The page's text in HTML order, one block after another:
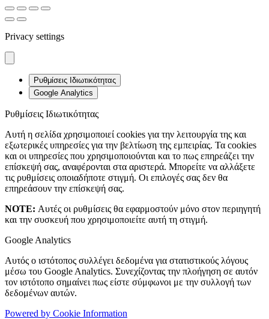
Privacy settings
Ρυθμίσεις Ιδιωτικότητας
Google Analytics
Ρυθμίσεις Ιδιωτικότητας
Αυτή η σελίδα χρησιμοποιεί cookies για την λειτουργία της και
εξωτερικές υπηρεσίες για την βελτίωση της εμπειρίας. Τα cookies
και οι υπηρεσίες που χρησιμοποιούνται και το πως επηρεάζει την
επίσκεψή σας, αναφέρονται στα αριστερά. Μπορείτε να αλλάξετε
τις ρυθμίσεις οποιαδήποτε στιγμή. Οι επιλογές σας δεν θα
επηρεάσουν την επίσκεψή σας.
NOTE: Αυτές οι ρυθμίσεις θα εφαρμοστούν μόνο στον περιηγητή
και την συσκευή που χρησιμοποιείτε αυτή τη στιγμή.
Google Analytics
Αυτός ο ιστότοπος συλλέγει δεδομένα για στατιστικούς λόγους
μέσω του Google Analytics. Συνεχίζοντας την πλοήγηση σε αυτόν
τον ιστότοπο σημαίνει πως είστε σύμφωνοι με την συλλογή των
δεδομένων αυτών.
Powered by Cookie Information